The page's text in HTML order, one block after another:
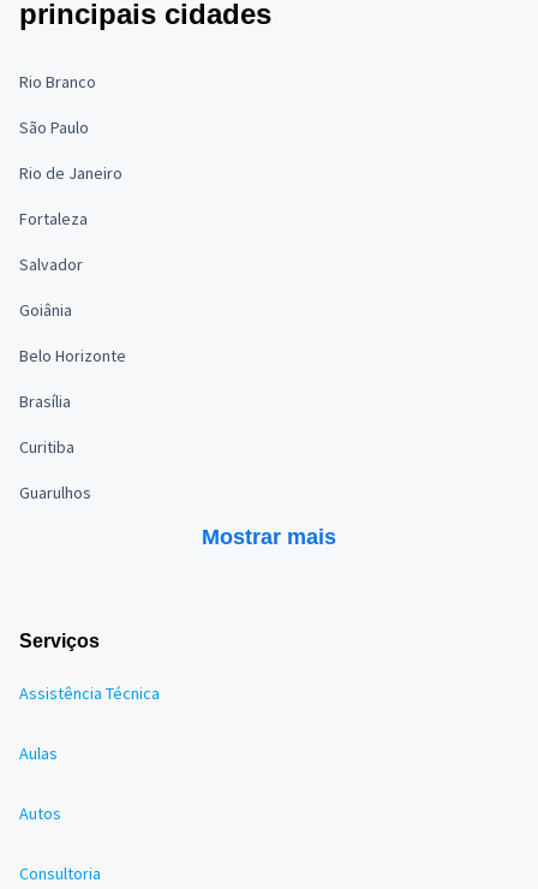
principais cidades
Rio Branco
São Paulo
Rio de Janeiro
Fortaleza
Salvador
Goiânia
Belo Horizonte
Brasília
Curitiba
Guarulhos
Mostrar mais
Serviços
Assistência Técnica
Aulas
Autos
Consultoria